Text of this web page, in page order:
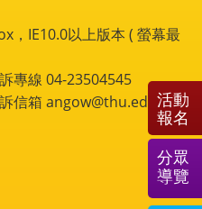
，IE10.0以上版本 ( 螢幕最
專線 04-23504545
信箱 angow@thu.edu.tw
活動
報名
分眾
導覽